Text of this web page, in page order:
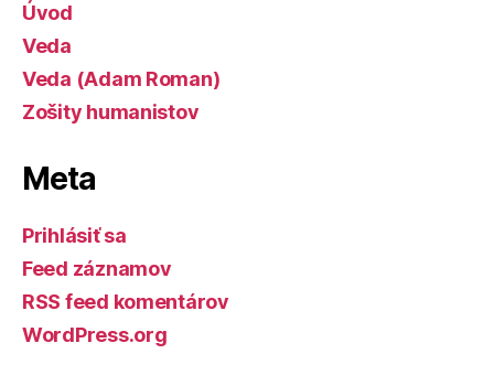
Úvod
Veda
Veda (Adam Roman)
Zošity humanistov
Meta
Prihlásiť sa
Feed záznamov
RSS feed komentárov
WordPress.org